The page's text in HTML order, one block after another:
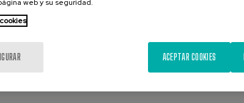
web y su seguridad.
ACEPTAR COOKIES